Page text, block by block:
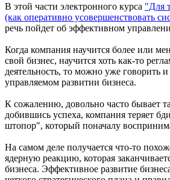
В этой части электронного курса "Для
(как оперативно усовершенствовать
речь пойдет об эффективном
Когда компания научится более или
свой бизнес, научится хоть как-то
деятельность, то можно уже говорить
управляемом развитии бизнеса.
К сожалению, довольно часто бывает
добившись успеха, компания теряет
штопор", который поначалу
На самом деле получается что-то
ядерную реакцию, которая
бизнеса. Эффективное развитие